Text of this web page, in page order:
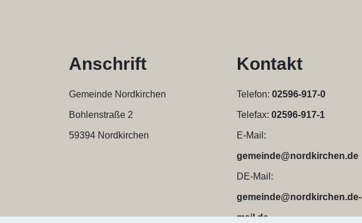
Anschrift
Gemeinde Nordkirchen
Bohlenstraße 2
59394 Nordkirchen
Kontakt
Telefon: 02596-917-0
Telefax: 02596-917-1
E-Mail:
gemeinde@nordkirchen.de
DE-Mail:
gemeinde@nordkirchen.de-
mail.de